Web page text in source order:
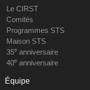
Le CIRST
Comités
Programmes STS
Maison STS
35eanniversaire
40eanniversaire
Équipe